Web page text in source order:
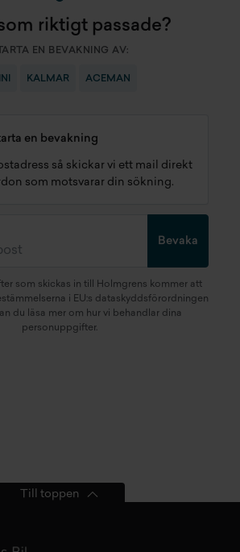
riktigt passade?
EN BEVAKNING AV:
KALMAR ACEMAN
en bevakning
så skickar vi ett mail direkt
som motsvarar din sökning.
Bevaka
som skickas in till Holmgrens kommer att
i EU:s dataskyddsförordningen
du läsa mer om hur vi behandlar dina
personuppgifter.
Till toppen